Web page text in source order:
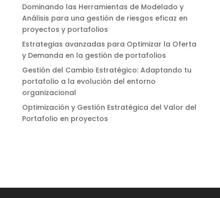
Dominando las Herramientas de Modelado y
Análisis para una gestión de riesgos eficaz en
proyectos y portafolios
Estrategias avanzadas para Optimizar la Oferta
y Demanda en la gestión de portafolios
Gestión del Cambio Estratégico: Adaptando tu
portafolio a la evolución del entorno
organizacional
Optimización y Gestión Estratégica del Valor del
Portafolio en proyectos